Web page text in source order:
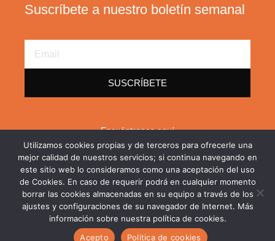
Suscríbete a nuestro boletín semanal
Address
SUSCRÍBETE
Encuéntrenos aquí
F
c
e
b
o
k
-
X
t
w
i
t
e
r
L
n
k
e
d
n
Copyright © 2026. Todos los derechos reservados
Utilizamos cookies propias y de terceros para ofrecerle una
mejor calidad de nuestros servicios; si continua navegando en
este sitio web lo consideramos como una aceptación del uso
de Cookies. En caso de requerir podrá en cualquier momento
borrar las cookies almacenadas en su equipo a través de los
ajustes y configuraciones de su navegador de Internet. Más
información sobre nuestra política de cookies.
Acepto
Politica de cookies